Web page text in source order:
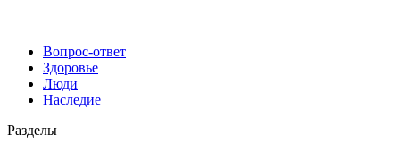
Вопрос-ответ
Здоровье
Люди
Наследие
Разделы